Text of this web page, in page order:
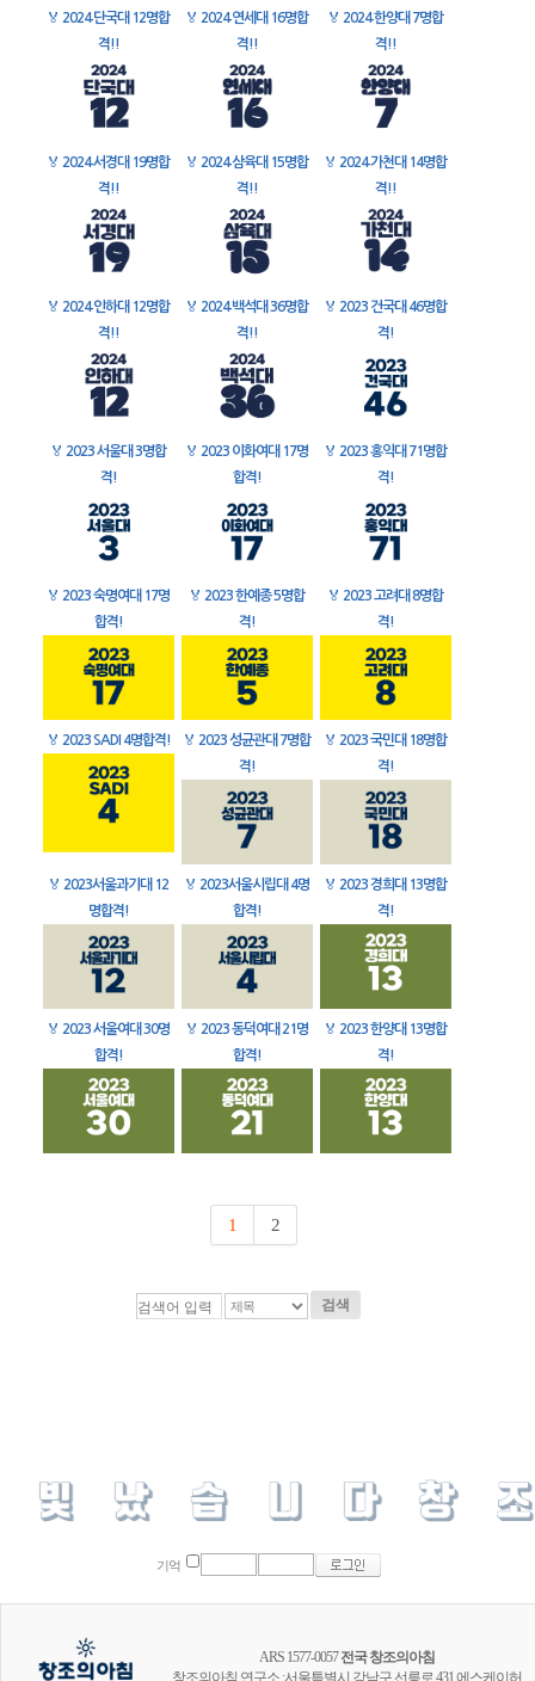
🏅 2024 단국대 12명합
격!!
🏅 2024 연세대 16명합
격!!
🏅 2024 한양대 7명합
격!!
🏅 2024 서경대 19명합
격!!
🏅 2024 삼육대 15명합
격!!
🏅 2024 가천대 14명합
격!!
🏅 2024 인하대 12명합
격!!
🏅 2024 백석대 36명합
격!!
🏅 2023 건국대 46명합
격!
🏅 2023 서울대 3명합
격!
🏅 2023 이화여대 17명
합격!
🏅 2023 홍익대 71명합
격!
🏅 2023 숙명여대 17명
합격!
🏅 2023 한예종 5명합
격!
🏅 2023 고려대 8명합
격!
🏅 2023 SADI 4명합격! 🏅 2023 성균관대 7명합
격!
🏅 2023 국민대 18명합
격!
🏅 2023서울과기대 12
명합격!
🏅 2023서울시립대 4명
합격!
🏅 2023 경희대 13명합
격!
🏅 2023 서울여대 30명
합격!
🏅 2023 동덕여대 21명
합격!
🏅 2023 한양대 13명합
격!
1 2
검색
기억
ARS 1577-0057전국 창조의아침
창조의아침 연구소 :서울특별시 강남구 선릉로 431 에스케이허